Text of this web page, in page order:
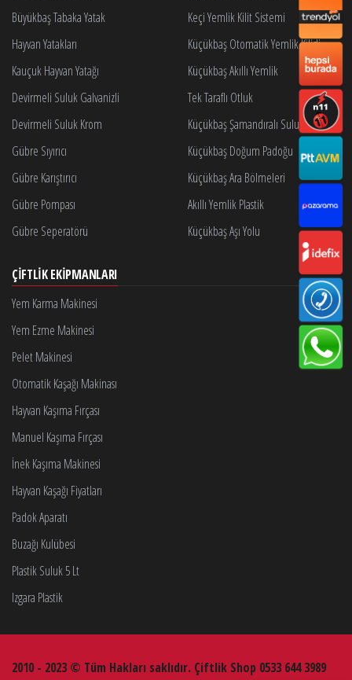
Büyükbaş Tabaka Yatak
Hayvan Yatakları
Kauçuk Hayvan Yatağı
Devirmeli Suluk Galvanizli
Devirmeli Suluk Krom
Gübre Sıyırıcı
Gübre Karıştırıcı
Gübre Pompası
Gübre Seperatörü
Keçi Yemlik Kilit Sistemi
Küçükbaş Otomatik Yemlik Kilidi
Küçükbaş Akıllı Yemlik
Tek Taraflı Otluk
Küçükbaş Şamandıralı Suluk
Küçükbaş Doğum Padoğu
Küçükbaş Ara Bölmeleri
Akıllı Yemlik Plastik
Küçükbaş Aşı Yolu
ÇIFTLIK EKIPMANLARI
Yem Karma Makinesi
Yem Ezme Makinesi
Pelet Makinesi
Otomatik Kaşağı Makinası
Hayvan Kaşıma Fırçası
Manuel Kaşıma Fırçası
İnek Kaşıma Makinesi
Hayvan Kaşağı Fiyatları
Padok Aparatı
Buzağı Kulübesi
Plastik Suluk 5 Lt
Izgara Plastik
2010 - 2023 © Tüm Hakları saklıdır. Çiftlik Shop 0533 644 3989